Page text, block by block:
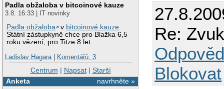
Padla obžaloba v bitcoinové kauze
3.8. 16:33 | IT novinky
Padla obžaloba
v bitcoinové kauze.
Státní zástupkyně chce pro Blažka 6,5
roku vězení, pro Titze 8 let.
Ladislav Hagara| Komentářů: 3
Centrum | Napsat| Starší
navrhněte »
Anketa
Re:
Blokovat